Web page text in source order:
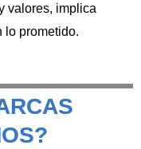
valores, implica
lo prometido.